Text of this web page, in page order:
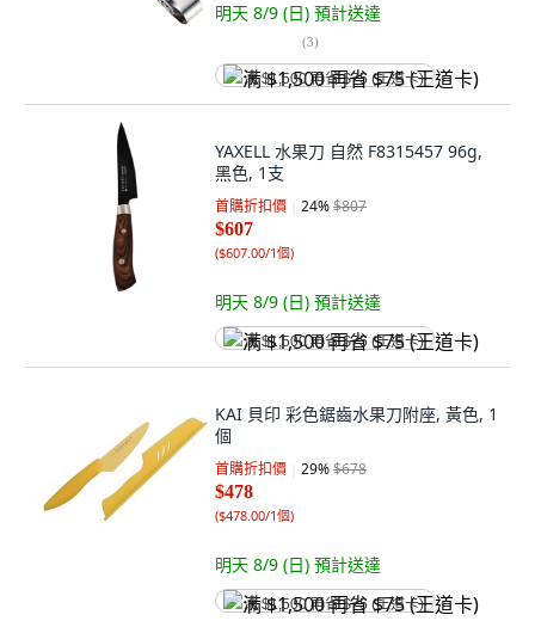
明天 8/9 (日) 預計送達
(3)
满 $1,500 再省 $75 (王道卡)
YAXELL 水果刀 自然 F8315457 96g,
黑色, 1支
首購折扣價 24%$807
$607
($607.00/1個)
明天 8/9 (日) 預計送達
满 $1,500 再省 $75 (王道卡)
KAI 貝印 彩色鋸齒水果刀附座, 黃色, 1
個
首購折扣價 29%$678
$478
($478.00/1個)
明天 8/9 (日) 預計送達
满 $1,500 再省 $75 (王道卡)